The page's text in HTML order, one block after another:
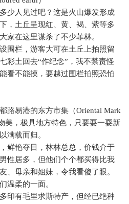
少人见过吧？这是火山爆发形成
，土丘呈现红、黄、褐、紫等多
家在这里谋杀了不少菲林。
围栏，游客大可在土丘上拍照留
彩土回去“作纪念”，我不禁责怪
看不能摸，要越过围栏拍照恐怕
路易港的东方市集（Oriental Mark
美，极具地方特色，只要耍一耍新
满载而归。
鲜艳夺目，林林总总，价钱介于
性居多，但他们个个都买得比我
、母亲和姐妹，令我看傻了眼。
温柔的一面。
印有毛里求斯特产，但经已绝种